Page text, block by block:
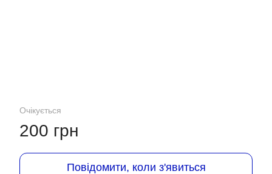
Очікується
200 грн
Повідомити, коли з'явиться